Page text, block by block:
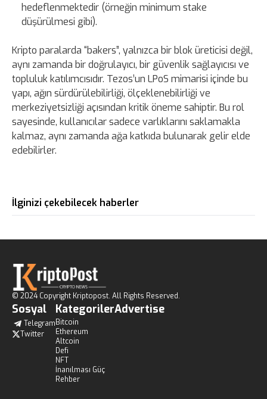
hedeflenmektedir (örneğin minimum stake
düşürülmesi gibi).
Kripto paralarda “bakers”, yalnızca bir blok üreticisi değil,
aynı zamanda bir doğrulayıcı, bir güvenlik sağlayıcısı ve
topluluk katılımcısıdır. Tezos’un LPoS mimarisi içinde bu
yapı, ağın sürdürülebilirliği, ölçeklenebilirliği ve
merkeziyetsizliği açısından kritik öneme sahiptir. Bu rol
sayesinde, kullanıcılar sadece varlıklarını saklamakla
kalmaz, aynı zamanda ağa katkıda bulunarak gelir elde
edebilirler.
İlginizi çekebilecek haberler
© 2024 Copyright Kriptopost. All Rights Reserved.
Sosyal
Telegram
Twitter
Kategoriler
Bitcoin
Ethereum
Altcoin
Defi
NFT
İnanılması Güç
Rehber
Advertise